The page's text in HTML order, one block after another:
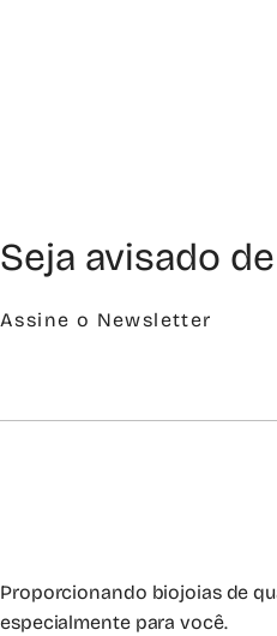
Seja avisado
Assine o Newsletter
Proporcionando biojoias de
especialmente para você.